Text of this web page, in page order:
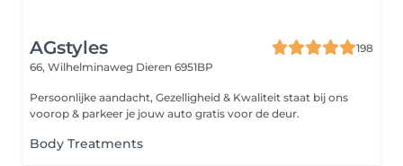
AGstyles
198
66, Wilhelminaweg Dieren 6951BP
Persoonlijke aandacht, Gezelligheid & Kwaliteit staat bij ons
voorop & parkeer je jouw auto gratis voor de deur.
Body Treatments